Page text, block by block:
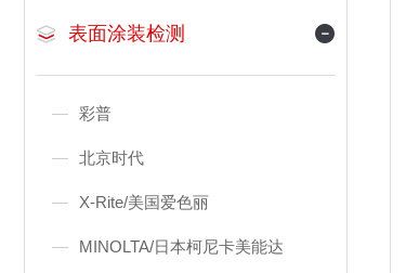
表面涂装检测
彩普
北京时代
X-Rite/美国爱色丽
MINOLTA/日本柯尼卡美能达